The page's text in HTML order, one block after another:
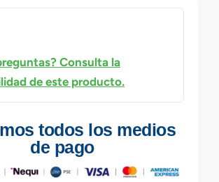
Consulta la
de este producto.
todos los medios
de pago